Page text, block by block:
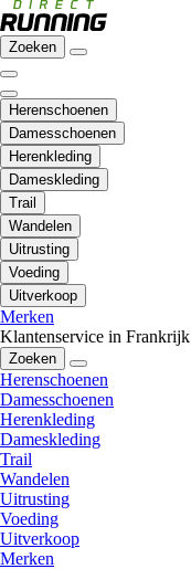
Zoeken
Herenschoenen
Damesschoenen
Herenkleding
Dameskleding
Trail
Wandelen
Uitrusting
Voeding
Uitverkoop
Merken
Klantenservice in Frankrijk
Zoeken
Herenschoenen
Damesschoenen
Herenkleding
Dameskleding
Trail
Wandelen
Uitrusting
Voeding
Uitverkoop
Merken